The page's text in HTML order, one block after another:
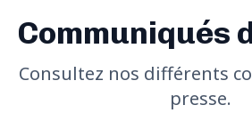
Communiqués
Consultez nos différents
presse.